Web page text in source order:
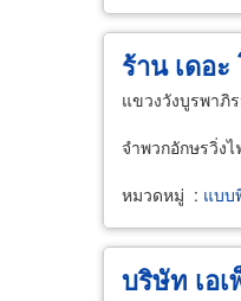
ร้าน เดอะ
แขวงวังบูรพาภิ
จำพวกอักษรวิ่งไ
หมวดหมู่ : แบบ
บริษัท เอ